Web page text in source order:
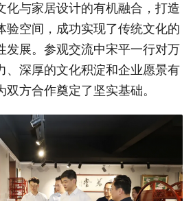
化与家居设计的有机融合，打造
验空间，成功实现了传统文化的
发展。参观交流中宋平一行对万
、深厚的文化积淀和企业愿景有
方合作奠定了坚实基础。